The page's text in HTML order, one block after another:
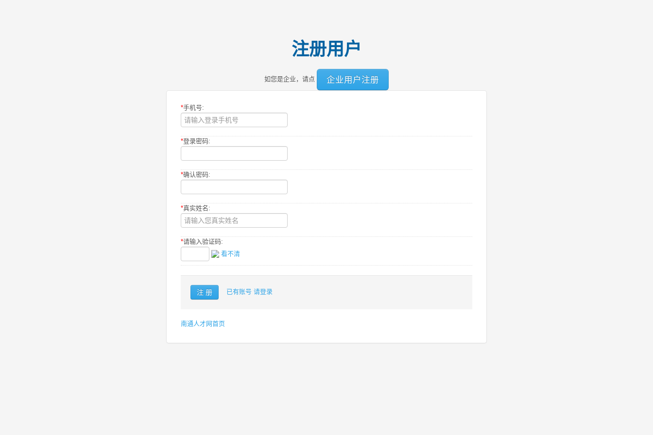
注册用户
如您是企业，请点 企业用户注册
*手机号:
*登录密码:
*确认密码:
*真实姓名:
*请输入验证码:
看不清
已有账号 请登录
南通人才网首页